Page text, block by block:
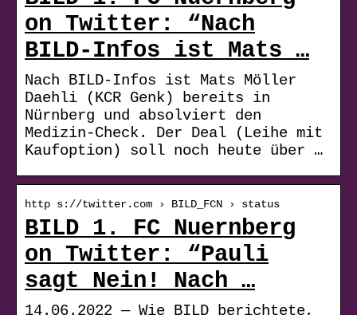
on Twitter: “Nach
BILD-Infos ist Mats …
Nach BILD-Infos ist Mats Möller
Daehli (KCR Genk) bereits in
Nürnberg und absolviert den
Medizin-Check. Der Deal (Leihe mit
Kaufoption) soll noch heute über …
http s://twitter.com › BILD_FCN › status
BILD 1. FC Nuernberg
on Twitter: “Pauli
sagt Nein! Nach …
14.06.2022 — Wie BILD berichtete,